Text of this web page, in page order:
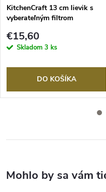
KitchenCraft 13 cm lievik s
vyberateľným filtrom
€15,60
Skladom 3 ks
DO KOŠÍKA